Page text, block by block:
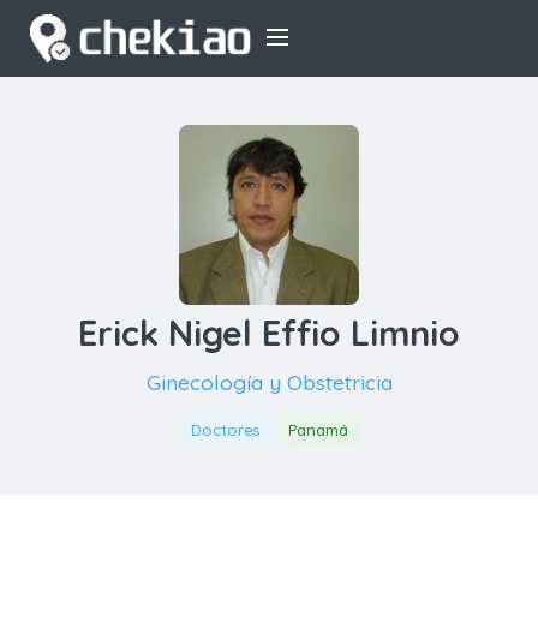
Erick Nigel Effio Limnio
Ginecología y Obstetricia
Doctores Panamá